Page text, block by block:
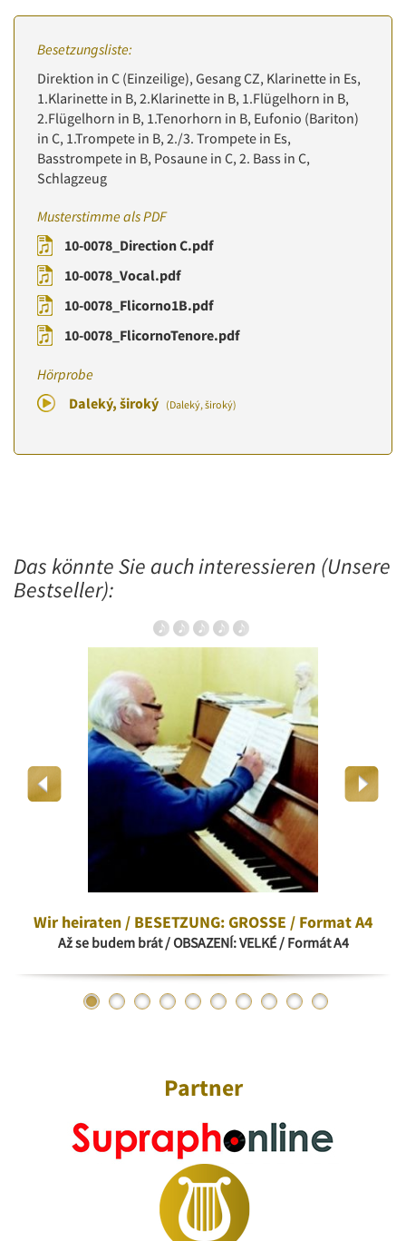
Besetzungsliste:
Direktion in C (Einzeilige), Gesang CZ, Klarinette in Es,
1.Klarinette in B, 2.Klarinette in B, 1.Flügelhorn in B,
2.Flügelhorn in B, 1.Tenorhorn in B, Eufonio (Bariton)
in C, 1.Trompete in B, 2./3. Trompete in Es,
Basstrompete in B, Posaune in C, 2. Bass in C,
Schlagzeug
Musterstimme als PDF
10-0078_Direction C.pdf
10-0078_Vocal.pdf
10-0078_Flicorno1B.pdf
10-0078_FlicornoTenore.pdf
Hörprobe
Daleký, široký (Daleký, široký)
Das könnte Sie auch interessieren (Unsere
Bestseller):
Wir heiraten / BESETZUNG: GROSSE / Format A4
Až se budem brát / OBSAZENÍ: VELKÉ / Formát A4
Partner